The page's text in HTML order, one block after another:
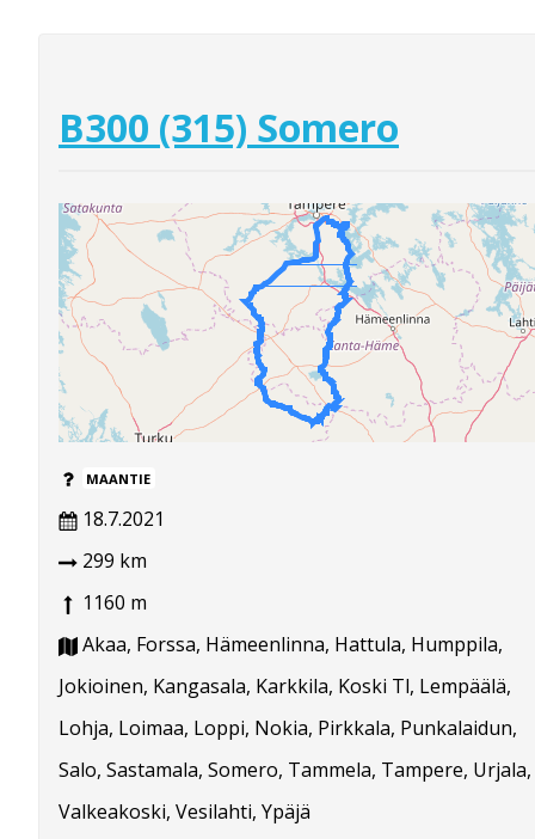
B300 (315) Somero
MAANTIE
18.7.2021
299 km
1160 m
Akaa, Forssa, Hämeenlinna, Hattula, Humppila,
Jokioinen, Kangasala, Karkkila, Koski Tl, Lempäälä,
Lohja, Loimaa, Loppi, Nokia, Pirkkala, Punkalaidun,
Salo, Sastamala, Somero, Tammela, Tampere, Urjala,
Valkeakoski, Vesilahti, Ypäjä